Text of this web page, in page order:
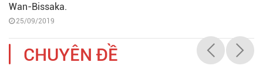
Wan-Bissaka.
25/09/2019
CHUYÊN ĐỀ